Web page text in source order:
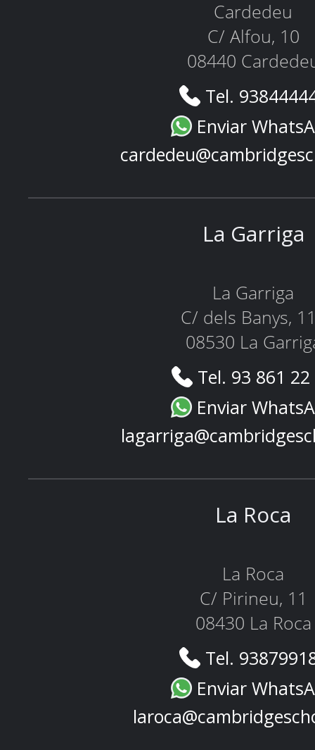
Cardedeu
C/ Alfou, 10
08440
Tel.
Enviar
La Garriga
La Garriga
C/ dels Banys,
08530 La
Tel. 93 861
Enviar
La Roca
La Roca
C/ Pirineu, 11
08430 La Roca
Tel.
Enviar